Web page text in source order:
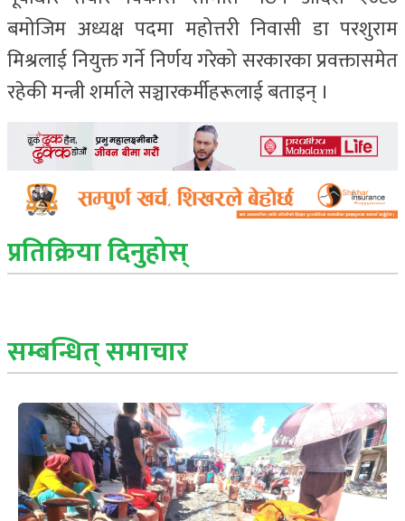
बमोजिम अध्यक्ष पदमा महोत्तरी निवासी डा परशुराम
मिश्रलाई नियुक्त गर्ने निर्णय गरेको सरकारका प्रवक्तासमेत
रहेकी मन्त्री शर्माले सञ्चारकर्मीहरूलाई बताइन् ।
प्रतिक्रिया दिनुहोस्
सम्बन्धित् समाचार